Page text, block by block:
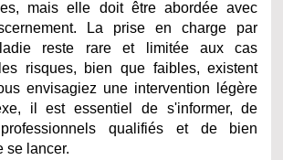
mais elle doit être abordée avec
La prise en charge par
reste rare et limitée aux cas
risques, bien que faibles, existent
envisagiez une intervention légère
il est essentiel de s'informer, de
qualifiés et de bien
se lancer.